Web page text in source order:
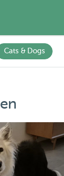
Cats & Dogs